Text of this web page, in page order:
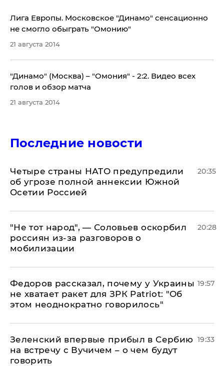
Лига Европы. Московское "Динамо" сенсационно
не смогло обыграть "Омонию"
21 августа 2014
​"Динамо" (Москва) – "Омония" - 2:2. Видео всех
голов и обзор матча
21 августа 2014
Последние новости
Четыре страны НАТО предупредили
об угрозе полной аннексии Южной
Осетии Россией
20:35
​"Не тот народ", — Соловьев оскорбил
россиян из-за разговоров о
мобилизации
20:28
Федоров рассказал, почему у Украины
не хватает ракет для ЗРК Patriot: "Об
этом неоднократно говорилось"
19:57
Зеленский впервые прибыл в Сербию
на встречу с Вучичем – о чем будут
говорить
19:33